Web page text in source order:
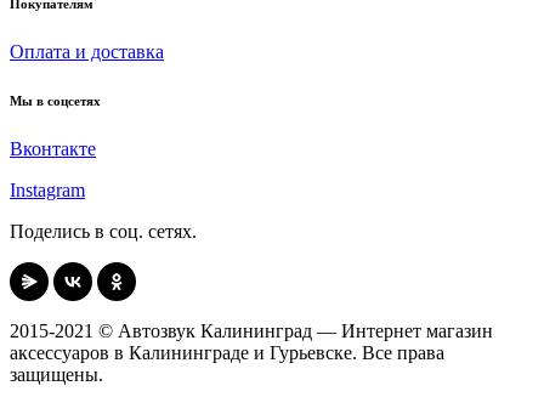
Покупателям
Оплата и доставка
Мы в соцсетях
Вконтакте
Instagram
Поделись в соц. сетях.
2015-2021 © Автозвук Калининград — Интернет магазин
аксессуаров в Калининграде и Гурьевске. Все права
защищены.